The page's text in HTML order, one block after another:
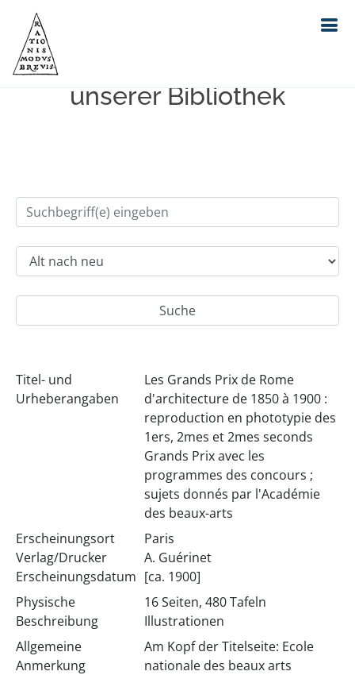
Einfache Suche im Bestand
unserer Bibliothek
Titel- und
Urheberangaben
Les Grands Prix de Rome
d'architecture de 1850 à 1900 :
reproduction en phototypie des
1ers, 2mes et 2mes seconds
Grands Prix avec les
programmes des concours ;
sujets donnés par l'Académie
des beaux-arts
Erscheinungsort
Verlag/Drucker
Erscheinungsdatum
Paris
A. Guérinet
[ca. 1900]
Physische
Beschreibung
16 Seiten, 480 Tafeln
Illustrationen
Allgemeine
Anmerkung
Am Kopf der Titelseite: Ecole
nationale des beaux arts